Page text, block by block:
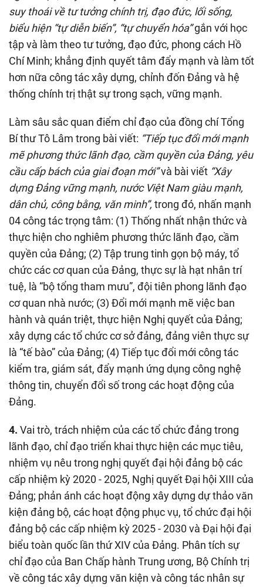
suy thoái về tư tưởng chính trị, đạo đức, lối sống,
biểu hiện “tự diễn biến”, “tự chuyển hóa”gắn với học
tập và làm theo tư tưởng, đạo đức, phong cách Hồ
Chí Minh; khẳng định quyết tâm đẩy mạnh và làm tốt
hơn nữa công tác xây dựng, chỉnh đốn Đảng và hệ
thống chính trị thật sự trong sạch, vững mạnh.
Làm sâu sắc quan điểm chỉ đạo của đồng chí Tổng
Bí thư Tô Lâm trong bài viết: “Tiếp tục đổi mới mạnh
mẽ phương thức lãnh đạo, cầm quyền của Đảng, yêu
cầu cấp bách của giai đoạn mới”và bài viết “Xây
dựng Đảng vững mạnh, nước Việt Nam giàu mạnh,
dân chủ, công bằng, văn minh”, trong đó, nhấn mạnh
04 công tác trọng tâm: (1) Thống nhất nhận thức và
thực hiện cho nghiêm phương thức lãnh đạo, cầm
quyền của Đảng; (2) Tập trung tinh gọn bộ máy, tổ
chức các cơ quan của Đảng, thực sự là hạt nhân trí
tuệ, là “bộ tổng tham mưu”, đội tiên phong lãnh đạo
cơ quan nhà nước; (3) Đổi mới mạnh mẽ việc ban
hành và quán triệt, thực hiện Nghị quyết của Đảng;
xây dựng các tổ chức cơ sở đảng, đảng viên thực sự
là “tế bào” của Đảng; (4) Tiếp tục đổi mới công tác
kiểm tra, giám sát, đẩy mạnh ứng dụng công nghệ
thông tin, chuyển đổi số trong các hoạt động của
Đảng.
4. Vai trò, trách nhiệm của các tổ chức đảng trong
lãnh đạo, chỉ đạo triển khai thực hiện các mục tiêu,
nhiệm vụ nêu trong nghị quyết đại hội đảng bộ các
cấp nhiệm kỳ 2020 - 2025, Nghị quyết Đại hội XIII của
Đảng; phản ánh các hoạt động xây dựng dự thảo văn
kiện đảng bộ, các hoạt động phục vụ, tổ chức đại hội
đảng bộ các cấp nhiệm kỳ 2025 - 2030 và Đại hội đại
biểu toàn quốc lần thứ XIV của Đảng. Phân tích sự
chỉ đạo của Ban Chấp hành Trung ương, Bộ Chính trị
về công tác xây dựng văn kiện và công tác nhân sự